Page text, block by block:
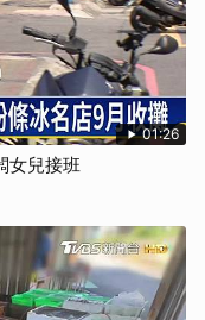
01:26
女兒接班